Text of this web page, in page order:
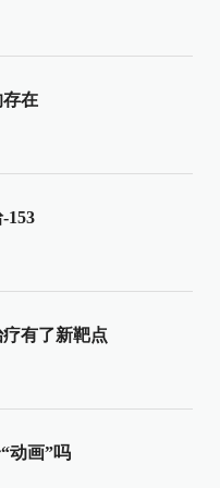
存在
153
有了新靶点
动画”吗